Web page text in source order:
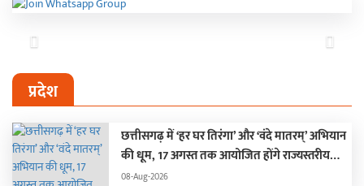
Previous
Next
प्रदेश
छत्तीसगढ़ में ‘हर घर तिरंगा’ और ‘वंदे मातरम्’ अभियान
की धूम, 17 अगस्त तक आयोजित होंगे राज्यस्तरीय
देशभक्ति कार्यक्रम
08-Aug-2026